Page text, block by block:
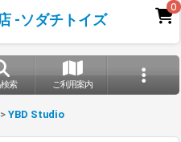
-ソダチトイズ
0
索 ご利用案内
> YBD Studio